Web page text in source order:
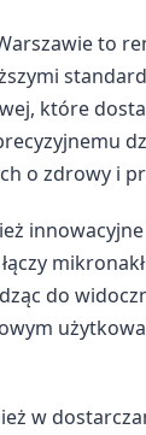
to
które
o zdrowy i
do
w